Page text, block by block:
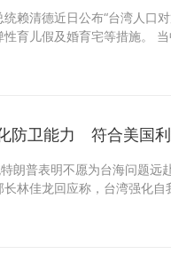
赖清德近日公布“台湾人口
育儿假及婚育宅等措施。
防卫能力 符合美国
朗普表明不愿为台海问题远
林佳龙回应称，台湾强化自